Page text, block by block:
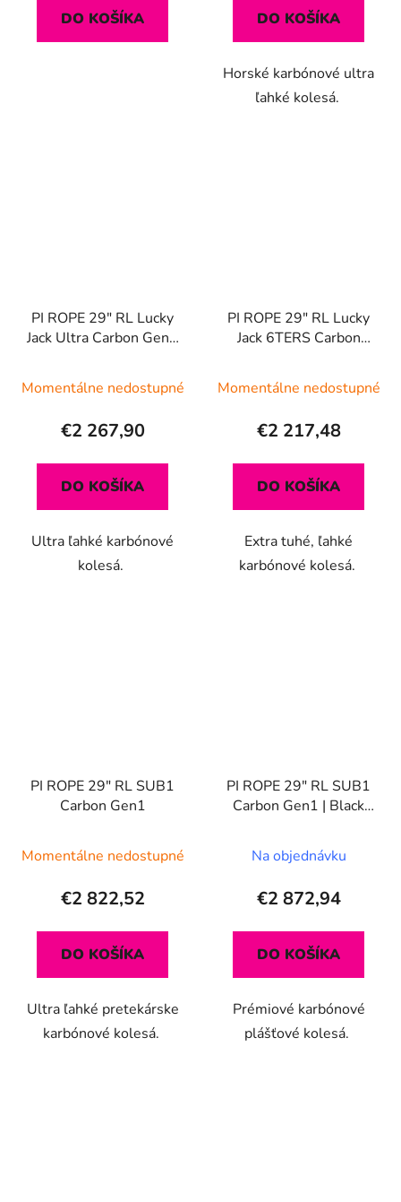
DO KOŠÍKA DO KOŠÍKA
Horské karbónové ultra
ľahké kolesá.
PI ROPE 29" RL Lucky
Jack Ultra Carbon Gen2
Momentálne nedostupné
€2 267,90
DO KOŠÍKA
Ultra ľahké karbónové
kolesá.
PI ROPE 29" RL Lucky
Jack 6TERS Carbon
Edition
Momentálne nedostupné
€2 217,48
DO KOŠÍKA
Extra tuhé, ľahké
karbónové kolesá.
PI ROPE 29" RL SUB1
Carbon Gen1
Momentálne nedostupné
€2 822,52
DO KOŠÍKA
Ultra ľahké pretekárske
karbónové kolesá.
PI ROPE 29" RL SUB1
Carbon Gen1 | Black
Na objednávku
€2 872,94
DO KOŠÍKA
Prémiové karbónové
plášťové kolesá.